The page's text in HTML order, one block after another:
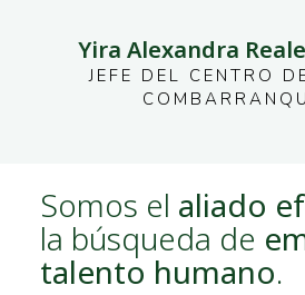
Yira Alexandra
JEFE DEL CENTRO
Somos el aliado
la búsqueda de
talento humano.